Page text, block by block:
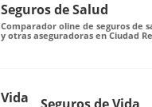
Seguros de Salud
Comparador oline de seguros de
y otras aseguradoras en Ciudad